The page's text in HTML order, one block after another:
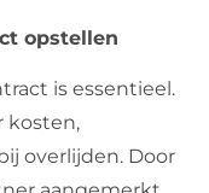
opstellen
is essentieel.
kosten,
overlijden. Door